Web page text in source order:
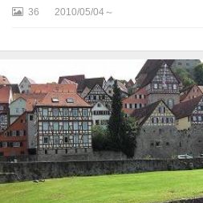
ン
テ
ー
ガ
ン
ゼ
ー
36 2010/05/04～